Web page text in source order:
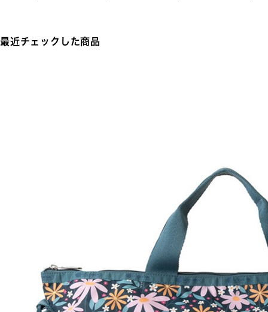
最近チェックした商品